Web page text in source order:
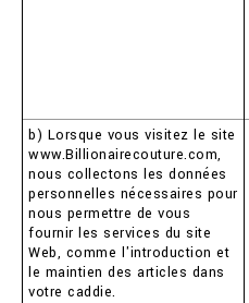
b) Lorsque vous visitez le site
www.Billionairecouture.com,
nous collectons les données
personnelles nécessaires pour
nous permettre de vous
fournir les services du site
Web, comme l'introduction et
le maintien des articles dans
votre caddie.